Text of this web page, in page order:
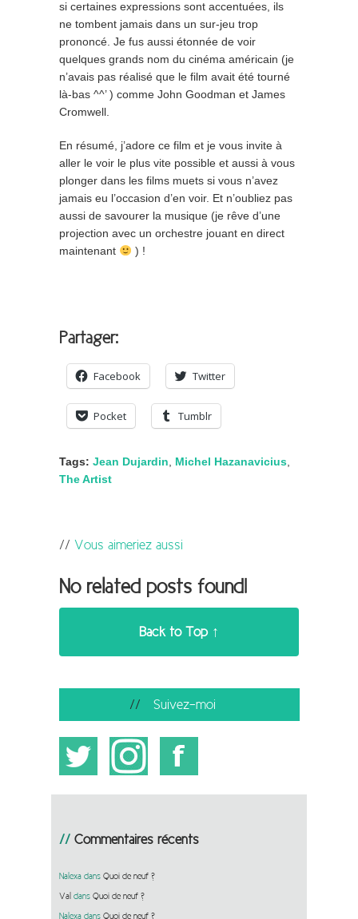
si certaines expressions sont accentuées, ils
ne tombent jamais dans un sur-jeu trop
prononcé. Je fus aussi étonnée de voir
quelques grands nom du cinéma américain (je
n’avais pas réalisé que le film avait été tourné
là-bas ^^’ ) comme John Goodman et James
Cromwell.
En résumé, j’adore ce film et je vous invite à
aller le voir le plus vite possible et aussi à vous
plonger dans les films muets si vous n’avez
jamais eu l’occasion d’en voir. Et n’oubliez pas
aussi de savourer la musique (je rêve d’une
projection avec un orchestre jouant en direct
maintenant
) !
Partager:
Facebook Twitter
Pocket Tumblr
Tags: Jean Dujardin, Michel Hazanavicius,
The Artist
Vous aimeriez aussi
No related posts found!
Back to Top ↑
Suivez-moi
Commentaires récents
Nalexa dans Quoi de neuf ?
Val dans Quoi de neuf ?
Nalexa dans Quoi de neuf ?